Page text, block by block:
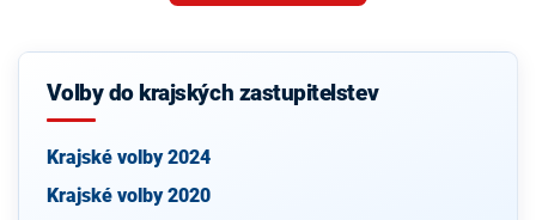
Volby do krajských zastupitelstev
Krajské volby 2024
Krajské volby 2020